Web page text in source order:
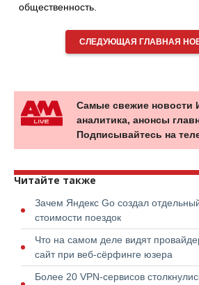
общественность.
СЛЕДУЮЩАЯ ГЛАВНАЯ
Самые свежие новости
аналитика, анонсы
Подписывайтесь на
Читайте также
Зачем Яндекс Go создал
стоимости поездок
Что на самом деле видят
сайт при веб-сёрфинге юзера
Более 20 VPN-сервисов